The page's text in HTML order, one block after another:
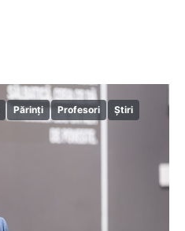
Părinți Profesori Știri